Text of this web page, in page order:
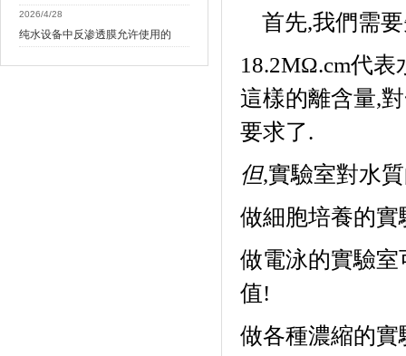
2026/4/28
纯水设备中反渗透膜允许使用的
首先,我們需
18.2MΩ.cm代表
這樣的離含量,
要求了.
但,實驗室對水
做細胞培養的
做電泳的實驗
值!
做各種濃縮的